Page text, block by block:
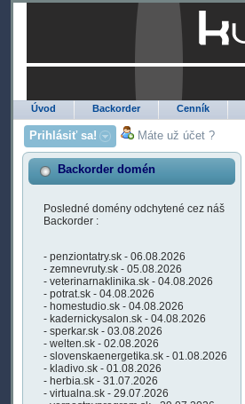
Úvod Backorder Cenník
Prihlásiť sa! Máte už účet ?
Backorder domén
Posledné domény odchytené cez náš
Backorder :
- penziontatry.sk - 06.08.2026
- zemnevruty.sk - 05.08.2026
- veterinarnaklinika.sk - 04.08.2026
- potrat.sk - 04.08.2026
- homestudio.sk - 04.08.2026
- kadernickysalon.sk - 04.08.2026
- sperkar.sk - 03.08.2026
- welten.sk - 02.08.2026
- slovenskaenergetika.sk - 01.08.2026
- kladivo.sk - 01.08.2026
- herbia.sk - 31.07.2026
- virtualna.sk - 29.07.2026